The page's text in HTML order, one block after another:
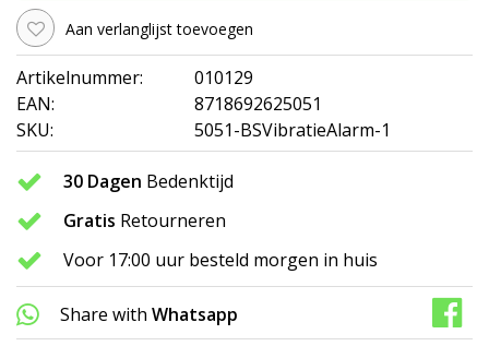
Aan verlanglijst toevoegen
Artikelnummer:
010129
EAN:
8718692625051
SKU:
5051-BSVibratieAlarm-1
30 Dagen Bedenktijd
Gratis Retourneren
Voor 17:00 uur besteld morgen in huis
Share with Whatsapp